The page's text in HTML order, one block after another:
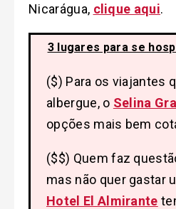
Nicarágua, clique aqui.
3 lugares para se
($) Para os viajantes
albergue, o Selina
opções mais bem
($$) Quem faz
mas não quer gastar
Hotel El Almirante